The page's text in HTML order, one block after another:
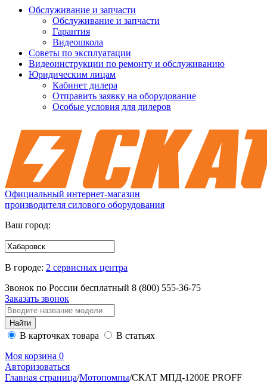
Обслуживание и запчасти
Обслуживание и запчасти
Гарантия
Видеошкола
Советы по эксплуатации
Видеоинструкции по ремонту и обслуживанию
Юридическим лицам
Кабинет дилера
Отправить заявку на оборудование
Особые условия для дилеров
Официальный интернет-магазин
производителя силового оборудования
Ваш город:
В городе: 2 сервисных центра
Звонок по России бесплатный 8 (800) 555-36-75
Заказать звонок
В карточках товара
В статьях
Моя корзина 0
Авторизоваться
Главная страница/Мотопомпы/СКАТ МПД-1200Е PROFF